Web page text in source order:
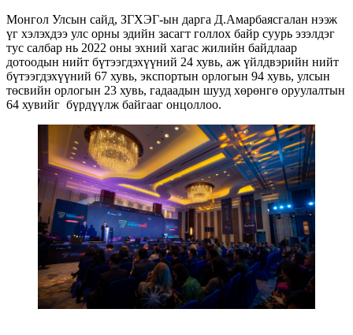
Монгол Улсын сайд, ЗГХЭГ-ын дарга Д.Амарбаясгалан нээж
үг хэлэхдээ улс орны эдийн засагт голлох байр суурь эзэлдэг
тус салбар нь 2022 оны эхний хагас жилийн байдлаар
дотоодын нийт бүтээгдэхүүний 24 хувь, аж үйлдвэрийн нийт
бүтээгдэхүүний 67 хувь, экспортын орлогын 94 хувь, улсын
төсвийн орлогын 23 хувь, гадаадын шууд хөрөнгө оруулалтын
64 хувийг бүрдүүлж байгааг онцоллоо.